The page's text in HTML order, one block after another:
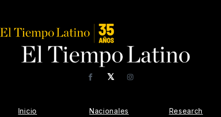
𝕏
FacebookInstagram
Inicio Nacionales Research